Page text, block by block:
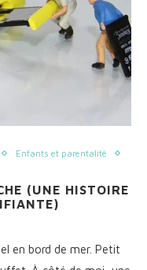
Enfants et parentalité
(UNE HISTOIRE
en bord de mer. Petit